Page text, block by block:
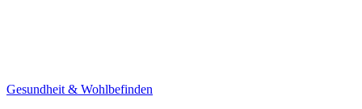
Gesundheit & Wohlbefinden